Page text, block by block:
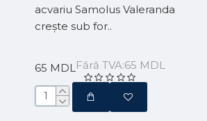
acvariu Samolus Valeranda
crește sub for..
65 MDLFără TVA:65 MDL